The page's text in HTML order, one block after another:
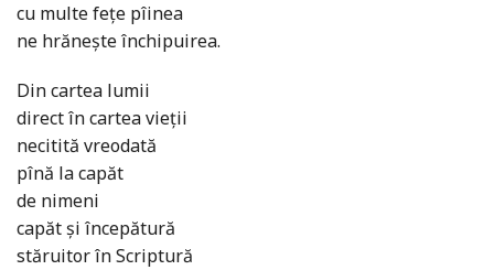
cu multe feţe pîinea
ne hrăneşte închipuirea.
Din cartea lumii
direct în cartea vieţii
necitită vreodată
pînă la capăt
de nimeni
capăt şi începătură
stăruitor în Scriptură